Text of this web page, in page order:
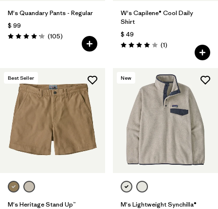
M's Quandary Pants - Regular
$ 99
Valoración: 4.2 / 5
(105Comentarios
)
W's Capilene® Cool Daily
Shirt
$ 49
Valoración: 4.0 / 5
(1Comentarios
)
Best Seller
M's Heritage Stand Up™
New
M's Lightweight Synchilla®